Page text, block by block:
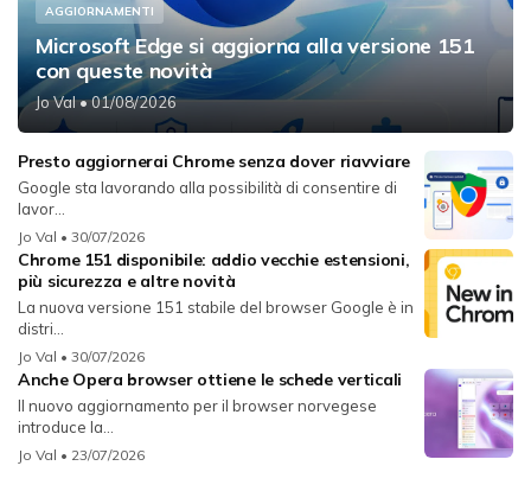
AGGIORNAMENTI
Microsoft Edge si aggiorna alla versione 151
con queste novità
Jo Val• 01/08/2026
Presto aggiornerai Chrome senza dover riavviare
Google sta lavorando alla possibilità di consentire di
lavor...
Jo Val • 30/07/2026
Chrome 151 disponibile: addio vecchie estensioni,
più sicurezza e altre novità
La nuova versione 151 stabile del browser Google è in
distri...
Jo Val • 30/07/2026
Anche Opera browser ottiene le schede verticali
Il nuovo aggiornamento per il browser norvegese
introduce la...
Jo Val • 23/07/2026